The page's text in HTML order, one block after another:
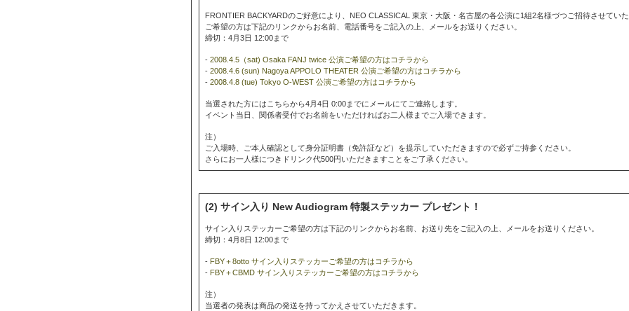
FRONTIER BACKYARDのご好意により、NEO CLASSICAL 東京・大阪・名古屋の各公演に1組2名様づつご招待させていた
ご希望の方は下記のリンクからお名前、電話番号をご記入の上、メールをお送りください。
締切：4月3日 12:00まで
- 2008.4.5（sat) Osaka FANJ twice 公演ご希望の方はコチラから
- 2008.4.6 (sun) Nagoya APPOLO THEATER 公演ご希望の方はコチラから
- 2008.4.8 (tue) Tokyo O-WEST 公演ご希望の方はコチラから
当選された方にはこちらから4月4日 0:00までにメールにてご連絡します。
イベント当日、関係者受付でお名前をいただければお二人様までご入場できます。
注）
ご入場時、ご本人確認として身分証明書（免許証など）を提示していただきますので必ずご持参ください。
さらにお一人様につきドリンク代500円いただきますことをご了承ください。
(2) サイン入り New Audiogram 特製ステッカー プレゼント！
サイン入りステッカーご希望の方は下記のリンクからお名前、お送り先をご記入の上、メールをお送りください。
締切：4月8日 12:00まで
- FBY＋8otto サイン入りステッカーご希望の方はコチラから
- FBY＋CBMD サイン入りステッカーご希望の方はコチラから
注）
当選者の発表は商品の発送を持ってかえさせていただきます。